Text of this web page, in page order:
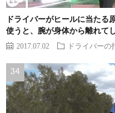
ドライバーがヒールに当たる
使うと、腕が身体から離れて
2017.07.02 ドライバーの